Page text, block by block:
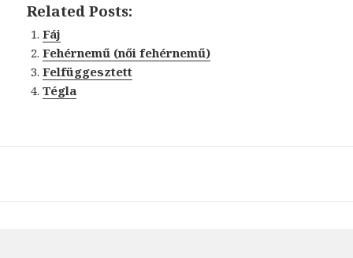
Related Posts:
Fáj
Fehérnemű (női fehérnemű)
Felfüggesztett
Tégla